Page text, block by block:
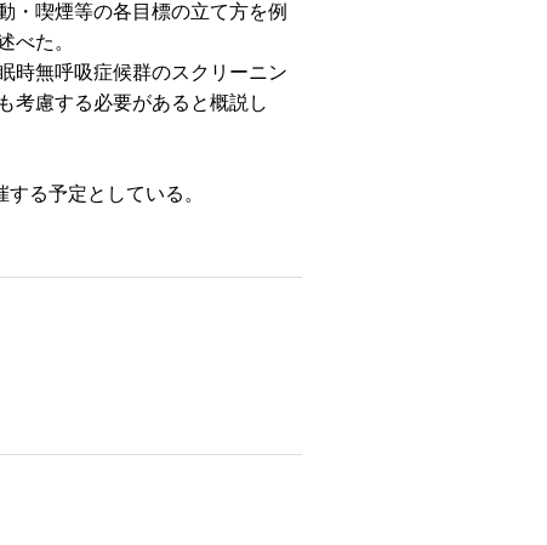
・喫煙等の各目標の立て方を例
べた。
時無呼吸症候群のスクリーニン
考慮する必要があると概説し
る予定としている。